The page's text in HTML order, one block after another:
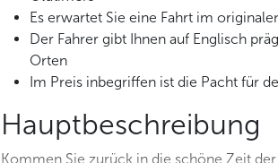
Es erwartet Sie eine Fahrt im
Der Fahrer gibt Ihnen auf Englisch
Orten
Im Preis inbegriffen ist die Pacht für
Hauptbeschreibung
Kommen Sie zurück in die schöne Zeit